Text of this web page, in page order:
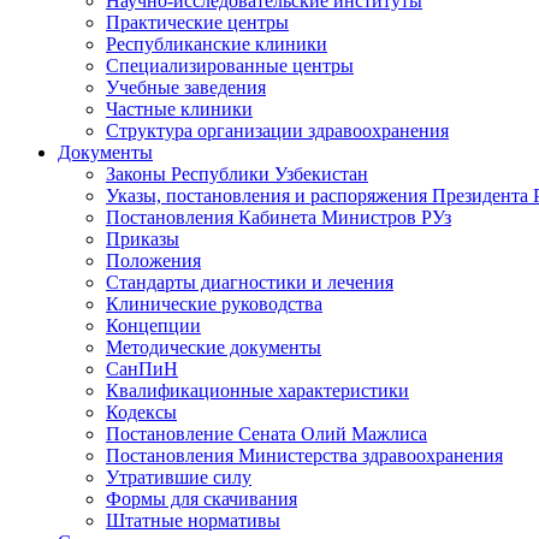
Практические центры
Республиканские клиники
Специализированные центры
Учебные заведения
Частные клиники
Структура организации здравоохранения
Документы
Законы Республики Узбекистан
Указы, постановления и распоряжения Президента
Постановления Кабинета Министров РУз
Приказы
Положения
Стандарты диагностики и лечения
Клинические руководства
Концепции
Методические документы
СанПиН
Квалификационные характеристики
Кодексы
Постановление Сената Олий Мажлиса
Постановления Министерства здравоохранения
Утратившие силу
Формы для скачивания
Штатные нормативы